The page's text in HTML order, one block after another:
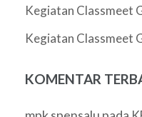
Kegiatan Classmeet
Kegiatan Classmeet
KOMENTAR